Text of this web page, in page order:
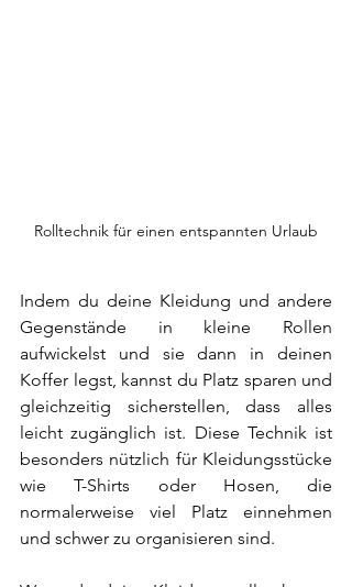
Rolltechnik für einen entspannten Urlaub
Indem du deine Kleidung und andere
Gegenstände in kleine Rollen
aufwickelst und sie dann in deinen
Koffer legst, kannst du Platz sparen und
gleichzeitig sicherstellen, dass alles
leicht zugänglich ist. Diese Technik ist
besonders nützlich für Kleidungsstücke
wie T-Shirts oder Hosen, die
normalerweise viel Platz einnehmen
und schwer zu organisieren sind.